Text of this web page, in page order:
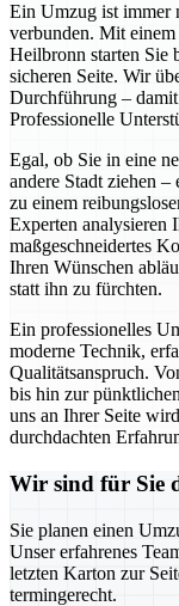
Ein Umzug ist immer
verbunden. Mit einem
Heilbronn starten Sie
sicheren Seite. Wir
Durchführung –
Professionelle
Egal, ob Sie in eine
andere Stadt ziehen
zu einem
Experten analysieren
maßgeschneidertes
Ihren Wünschen
statt ihn zu fürchten.
Ein professionelles
moderne Technik,
Qualitätsanspruch.
bis hin zur
uns an Ihrer Seite
durchdachten
Wir sind für Sie
Sie planen einen
Unser erfahrenes
letzten Karton zur
termingerecht.